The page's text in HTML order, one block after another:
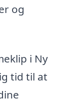
og
i Ny
tid til at